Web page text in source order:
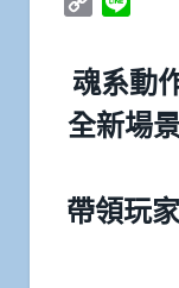
魂系動
全新場
帶領玩